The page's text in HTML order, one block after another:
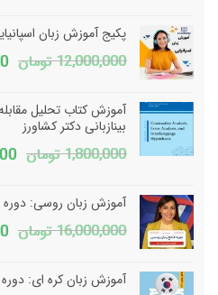
پکیج آموزش زبان
12,000,000 تومان
آموزش کتاب تحلیل
بینازبانی دکتر کشاورز
1,800,000 تومان
آموزش زبان روسی:
16,000,000 تومان
آموزش زبان کره ای: